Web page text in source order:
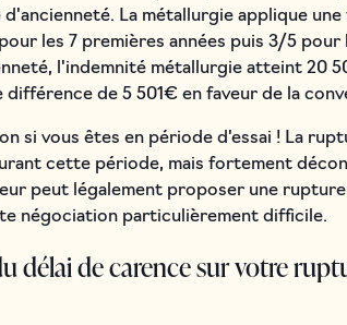
d'ancienneté. La métallurgie applique
les 7 premières années puis 3/5 pour
l'indemnité métallurgie atteint 20
différence de 5 501€ en faveur de la
si vous êtes en période d'essai ! La
cette période, mais fortement
peut légalement proposer une
négociation particulièrement difficile.
délai de carence sur votre